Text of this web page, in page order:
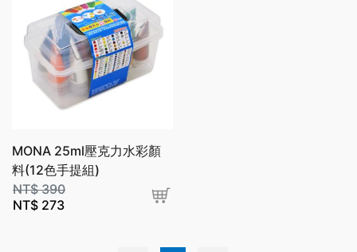
MONA 25ml壓克力水彩顏
料(12色手提組)
NT$390
NT$ 273